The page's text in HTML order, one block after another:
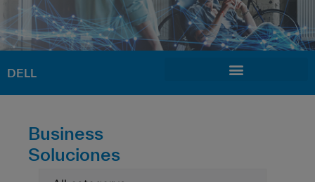
DELL
Business
Soluciones